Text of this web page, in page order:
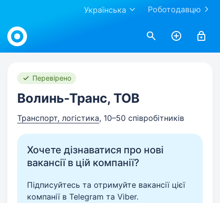
Роботодавцю
Українська
Work.ua
Перевірено
Волинь-Транс, ТОВ
Транспорт, логістика, 10–50 співробітників
Хочете дізнаватися про нові
вакансії в цій компанії?
Підписуйтесь та отримуйте вакансії цієї
компанії в Telegram та Viber.